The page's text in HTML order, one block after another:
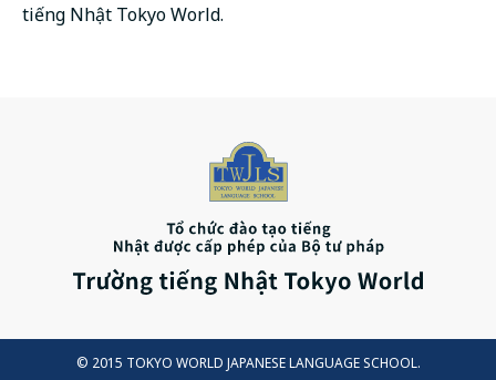
tiếng Nhật Tokyo World.
© 2015 TOKYO WORLD JAPANESE LANGUAGE SCHOOL.